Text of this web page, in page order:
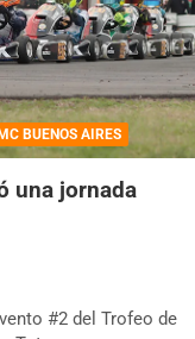
BUENOS AIRES
una jornada
#2 del Trofeo de